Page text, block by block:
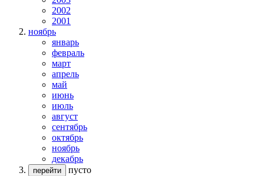
2002
2001
ноябрь
январь
февраль
март
апрель
май
июнь
июль
август
сентябрь
октябрь
ноябрь
декабрь
перейти пусто